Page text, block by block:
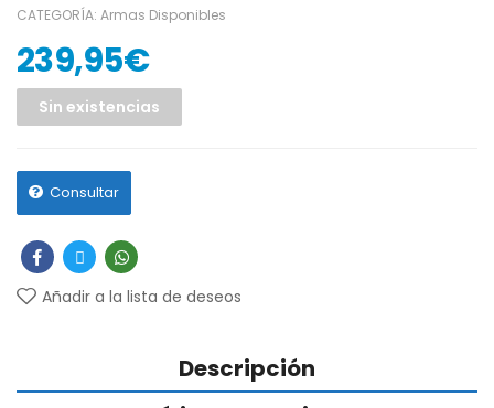
CATEGORÍA: Armas Disponibles
239,95€
Sin existencias
Consultar
Añadir a la lista de deseos
Descripción